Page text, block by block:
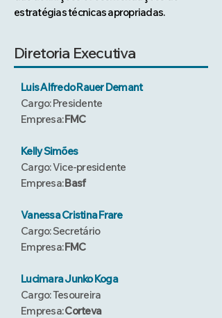
estratégias técnicas apropriadas.
Diretoria Executiva
Luis Alfredo Rauer Demant
Cargo: Presidente
Empresa:FMC
Kelly Simões
Cargo: Vice-presidente
Empresa:Basf
Vanessa Cristina Frare
Cargo: Secretário
Empresa:FMC
Lucimara Junko Koga
Cargo: Tesoureira
Empresa:Corteva